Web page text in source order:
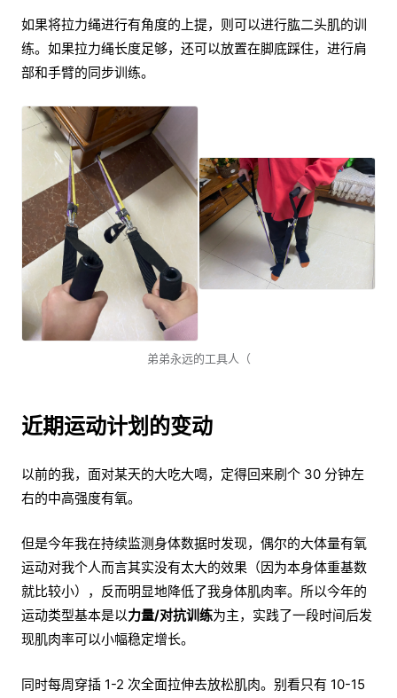
如果将拉力绳进行有角度的上提，则可以进行肱二头肌的训
练。如果拉力绳长度足够，还可以放置在脚底踩住，进行肩
部和手臂的同步训练。
弟弟永远的工具人（
近期运动计划的变动
以前的我，面对某天的大吃大喝，定得回来刷个 30 分钟左
右的中高强度有氧。
但是今年我在持续监测身体数据时发现，偶尔的大体量有氧
运动对我个人而言其实没有太大的效果（因为本身体重基数
就比较小），反而明显地降低了我身体肌肉率。所以今年的
运动类型基本是以力量/对抗训练为主，实践了一段时间后发
现肌肉率可以小幅稳定增长。
同时每周穿插 1-2 次全面拉伸去放松肌肉。别看只有 10-15